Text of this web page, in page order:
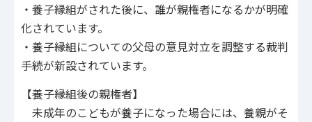
・養子縁組がされた後に、誰が親権者になるかが明確
化されています。
・養子縁組についての父母の意見対立を調整する裁判
手続が新設されています。
【養子縁組後の親権者】
未成年のこどもが養子になった場合には、養親がそ